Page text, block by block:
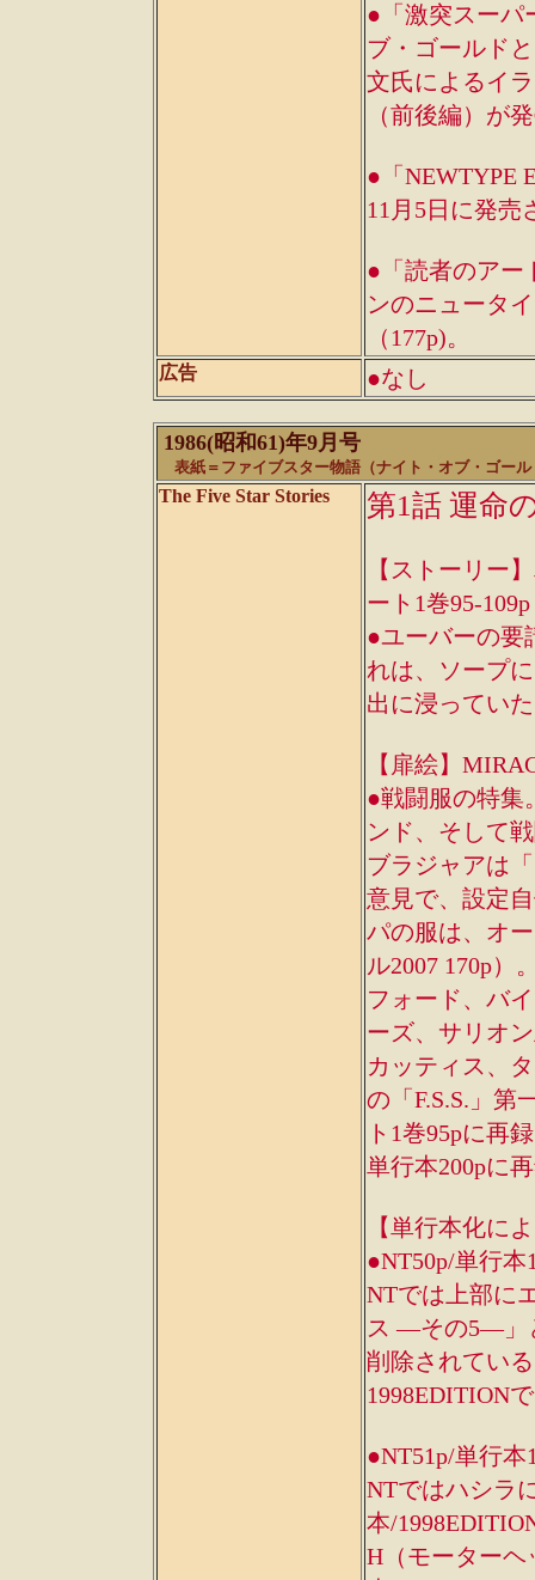
●「激突スーパ
ブ・ゴールド
文氏によるイ
（前後編）が
●「NEWTYPE
11月5日に発売
●「読者のアー
ンのニュータ
（177p)。
広告 ●なし
1986(昭和61)年9月号
表紙＝ファイブスター物語（ナイト・オブ・ゴ
The Five Star Stories 第1話 運命
【ストーリー
ート1巻95-109p
●ユーバーの要
れは、ソープ
出に浸ってい
【扉絵】
●戦闘服の特集
ンド、そして
ブラジャアは
意見で、設定
パの服は、オ
ル2007 170p）
フォード、バ
ーズ、サリオ
カッティス、
の「F.S.S.」第
ト1巻95pに再
単行本200pに
【単行本化に
●NT50p/単行
NTでは上部に
ス ―その5―」
削除されてい
1998EDITION
●NT51p/単行
NTではハシラ
本/
H（モーター